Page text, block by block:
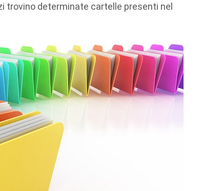
trovino determinate cartelle presenti nel